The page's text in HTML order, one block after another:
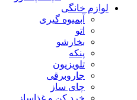
لوازم خانگی
آبمیوه گیری
اتو
بخارشو
پنکه
تلویزیون
جاروبرقی
چای ساز
خرد کن و غذاساز